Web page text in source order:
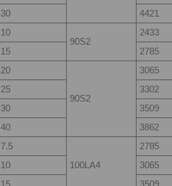
30
4421
10
90S2
2433
15
2785
20
90S2
3065
25
3302
30
3509
40
3862
7.5
100LA4
2785
10
3065
15 3509